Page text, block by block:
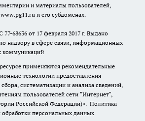
и материалы пользователей,
и его субдоменах.
77-68636 от 17 февраля 2017 г. Выдано
надзору в сфере связи, информационных
коммуникаций
применяются рекомендательные
технологии предоставления
систематизации и анализа сведений,
пользователей сети "Интернет",
Российской Федерации)». Политика
персональных данных